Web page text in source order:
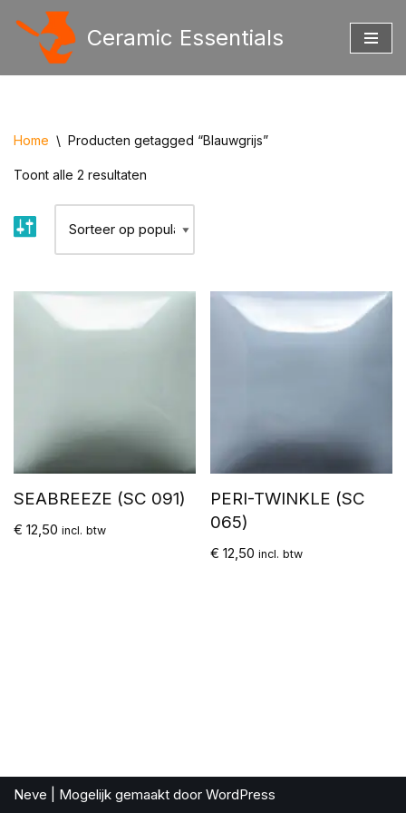
Ceramic Essentials
Home \ Producten getagged “Blauwgrijs”
Toont alle 2 resultaten
SEABREEZE (SC 091)
€ 12,50 incl. btw
PERI-TWINKLE (SC
065)
€ 12,50 incl. btw
Neve | Mogelijk gemaakt door WordPress